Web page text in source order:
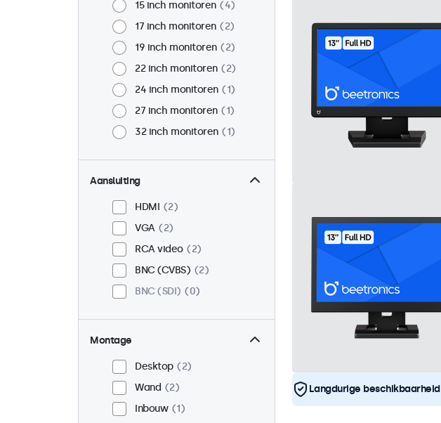
15 inch monitoren
4
17 inch monitoren
2
19 inch monitoren
2
22 inch monitoren
2
24 inch monitoren
1
27 inch monitoren
1
32 inch monitoren
1
Aansluiting
HDMI
2
VGA
2
RCA video
2
BNC (CVBS)
2
BNC (SDI)
0
Montage
Desktop
2
Wand
2
Inbouw
1
Langdurige beschikbaarheid